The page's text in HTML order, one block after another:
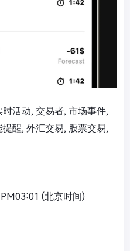
时活动, 交易者, 市场事件,
醒, 外汇交易, 股票交易,
(北京时间)